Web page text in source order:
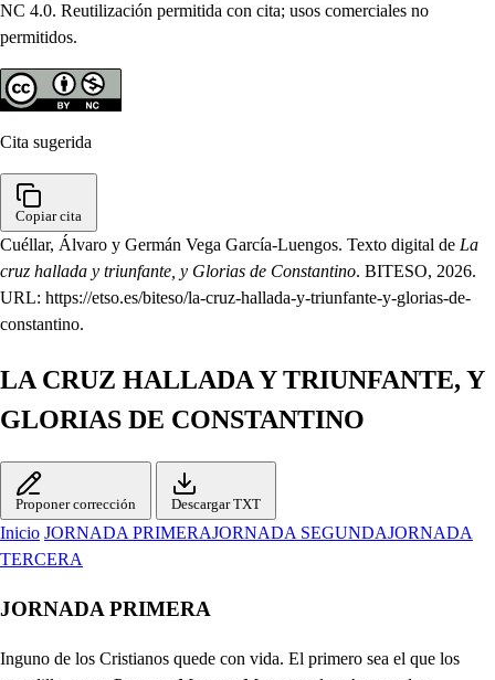
NC 4.0. Reutilización permitida con cita; usos comerciales no
permitidos.
Cita sugerida
Copiar cita
Cuéllar, Álvaro y Germán Vega García-Luengos. Texto digital de La
cruz hallada y triunfante, y Glorias de Constantino. BITESO, 2026.
URL: https://etso.es/biteso/la-cruz-hallada-y-triunfante-y-glorias-de-
constantino.
LA CRUZ HALLADA Y TRIUNFANTE, Y
GLORIAS DE CONSTANTINO
Proponer corrección Descargar TXT
Inicio JORNADA PRIMERAJORNADA SEGUNDAJORNADA
TERCERA
JORNADA PRIMERA
Inguno de los Cristianos quede con vida. El primero sea el que los acandilla, como Pastor, y Maestro. Mueran todos. Amparadme, Soberano Dios inmenso, sin vuestro asilo, en vano las iras huir pretendo de un bárbaro Pueblo, a quien mueve contra mí el ejemplo de un Emperador, que niega de vuestra Te los Mesterios, y de la Gentilidad los Dioses adora ciego; que de un Príncipe fue siempre, viva imitación el Pueblo, o feliz la Monarquía que le debe sus aciertos. Biensabéis (como quien nada ignora) que mi deseo no es librarme con la fuga de mi amenazado riesgo, sino con mi persuasión reducir al Culto vuestro, al que siendo su grandeza la mayor del Universo, lo es su mueria también. Pues que de lepra cubierto, qué importa ser absoluto Señor del Romano Imperio, si es la Púrpura mortaja, en quien ya vive muriendo? Para este fin, que guardéis. mi vida, Señor, espero, porque Constantino logre derestar por mí sus hierros, y ser. Buscad a Silvestre, que de su Palacio huyendo salió. En varias tropas todos por la Ciudad le busquemos. Qué miro! cercado ya por todas partes me veo; y puer no puedo dar paso sin ser vilto, a vos apelo, Señor, para que piadoso me insi iréis lo que hacer debo. Yo te lo diré, pues Dios me ordena por su Decreto, que te asista, reservando tu vida del rigor fiero de tanto encrnigo suyo. Ven, pues, mis pasos siguiendo, que irvisele dejarás frusirado su aleve intento. Quién habrá que no os alabe por ravores tan supremos? Seguidme, porque no pueda dicanar de muerto, o preso. s , - Pan conseguirlo, basta qué te acompañe Mostrenco, que es lo más. Pues en Retaco se halla cosa que sea menos? Si eres su criado tú, yo también. . Ya estáis molesto: callad, o idos de aquí, que este no es de burlas tiempo. otro hiciera que lo fuese, por estar en uso puesto; y cuanto más disparate, ser más celebrado vemos. Para que no te congoje de su amenaza el estruendo, le confundirá mi voz, en cuyos acordes ecos (de ti solo percibidos) halle, tu aflicción consuelo, Si mover la Fe puede los montes de su asiento, que mucho que la tuya mueva de Dios el amoroso pecho? O alta virtud, que al hombre le haces dueñ de las riquezas que atesbra el Cielo! Vuestra, Señor, es mi vida, yo nada en ella os ofrezco, empleadla en lo que sea del mayor servicio vuestro. Aquí estoy, y estoy notando la falta que estoy haciendo al Emperador, pues cómo filico suyo, y primero en su confianza, mal faltar de su lado puedo; y así, proseguid vosotros la instancia de igual empeño, sin perdonar a la ira de la ley el cumplimiento. . Sigamos, pues, la derrota, que contra el Cristiano Gremio mueve a toda Roma hoy, mas que otras veces, diciendo: Mueran cuantos de los Dioses niegan el poder supremo. Mueran cuantes de los acioses niegan el poder supremo. Seor Mostrenco usted se tenga, y dígame, qué sujeto es, para que en tales casos se : magne de provecho? Que más que ser Platicante del Médico más experto, que tiene Roma? Y si me armo de aftismos de Galeno, matare con mis recetas, aún más Cristianos, que han muerto la ensalada de pepinos, y el agua fría robre ellos. Buena la arrogancia está; mas que mucho, si traes llenos siempre los cascos de zumo destriado de sarmientos? Tu hablas, urón de bodegas, con quien Pierres el Tudezco fue niño de Tera? Tú, apurador de pellejos, te me atreves? vive Baco Ea, démonos por buenos, y vamos a que confirme nuestra paz un Tabernero. Me conformo. Vanios, pues, que no es bien que supar demos a que de los dos se diga. i. No permitáis, Santos Cielos, que nos maten nuestros hijos, sinque mi amos primero. Hola, qué voces son estas? Por las calles discurriendo, gran número de mujeres le deja ver, y hacia el Regio Palacio caminan; cual sea la causa no infiero. Ni yo; mas si las seguinios, fácilmente la salremos. Pues vamos, si que de vista las pierda el cuida la nuestro, quedando para después nuestro convite suspenso; porque yo, mas que una holgura, cualquier novedad aprecio, donde, con lo que la añado, fábrico un cuento de cuentos. Tú haces bien, pues solo medran chacharones, y embusteros. Nadie con los Poderosos sabe negociar como ellos, y es el caso, porque nadie confronta más con su genio. . e , Oh cuanto vería el que juzga que haya cumplido contento en el coraron humano! pues el laurel más excelso no reserva a quien le ciñe de los milujos adversos, para cuyas propensiones todos igna es nacieron. Dígalo yo; pues qué importa, que a mi dominto sujetos, me tributen vasaliaje tantos dilatados Reinos? Sirendido a un accidente asqueroso, torpe ufeo, para no poder gozarlas, de qué sirve poseerlos? No tu discurso, señor, te llija concanto extremo, que te premonga impasible la esperara del remedio: Mas ormente, cuande en uno, que para os esta dispuelo, el exito ver aumardo de mi esulioso defecio. Peperida: experiencias, acreditadas del celo del caque mestros Dioses, me lo asegian, haciendo, quen los Claistiamos parasalo, pues que de vuestro cistigo viven a rigor suetos. ̱. Tn prueba de esa verdad, o tunminada el Pueldo, a tastancta miraprete, o matarlos, o pranderios, ombra siendo Silve de su Pontifice dieron) quien más que todos peligra; y aunque de su furia huyendo, no se sabe donde para, poco durará encubierto, pues la hambre le hara salir en busca de su fuitento. Cuando para mi salud sean inútiles los medios que prevenís, con saber el estado en que habéis puesto a ese fementido aleve, que con falsos argumentos, da nuestros Dioses por falsos, moriré con el consuelo, de que faltando él, no habrá quien siga tan loco empeño. Frustrado del todo queda con semejante suceso; y pasando a otro (que no es de menos cuidado) debo decirte, que tu salud estriba, en que tomes luego un baño de humana sangre. De sangre humana? Y es cierto, si de la Pilosofía no me engañan los efectos; pero que ha de ser advierte de aquellos infantes, tiernos, que no han llegado a dejar el primitivo alimento, que de sus madres reciben, producido de sus pechos. En una de aquesas salas prevenidos, señor, tengo hasta tres mil, y ya es hora de acudir a disponerlo. Para todo me hallaréis reducido a vuestro acuerdo. La vida nos quitad antes, que ver nuestros hijos muertos. Oiga el César nuestro llanto, A hablarle todas entremos. Volveos, porque de aquí no habéis de pasar. Qué es esto? Es, señor, que las Matronas, cuyos hijos son aquellos, que al cuchillo destinados están para tu remedio; no hay quien baste a reportarlas, con el dolor de perderlos, y pasar a tu presencia pretenden. . Raro despecho! Vuelve a decir que la Guarda castigue su atrevimiento. El que de injuriarlas trate, procederá poco cuerdo; que a quien con razón se queja, no debe juzgarse reo, por más que a la Majestad comprenda su sentimiento, pues la culpa es de el que altera de la justicia el derecho. Di, que remitiendo a una todas su pretensión, quiero saber a qué se reduce. . Poco hay que dudar en eso, pues ya lo han dado a entender de sus ansias los extremos. Sea la que fuere, a oír sus motivos me presiero. Invicto César Augusto, cuyos heroicos progresos, para eternizar tu nombre, dará la fama a su Templo. Una infeliz soy, de aquellas, que el trágico fin temiendo. de sus hijos, en sus vidas amenaza el mismo efecto; pues a nuestros corazones servirá el dolor de acero, al ver, que cruel Berdugo. hiera sus débiles cuellos: que en cualquier ley se prohibo el homicidio sabemos, al paso que son los Dioses en hacer justicia, rectos; pues no ignorando uno, ni otro como a tal error dispuesto, experimentar no temes su justo enojo severo? Demás, que nada mejoras en su ejecución, supuesto, que con lo que enferma el alma, no puede sanar el cuerpo. No mi llanto, mi razón te convenza; que no intento moverte como piadoso, sino como justiciero. A proposición tan necia, como ceder del derecho de su vida, por la ajena, un Emperador supremo, más respuesta no mereces (ni yo en mi razón la encuentro que el que tu castigo sea de las demás escarmiento. Tan contrario es mi dictamen, que no tan solo resuelvo la experiencia diferir de tan costoso remedio, dejando libres sus hijos, sino que vuelvan con ellos, gratificadas de mí, cuanto afligidas vinieron. Qué es lo que uigo! quién halló mas qué imaginó el deseo? Sus hijos se las entregue al punto, y medio talento entre todas se reparta. Qué haces, señor? Lo que debo, pues no es dudable, que así de una culpa me reservo, y a ellas resarzo el pciar de que yo fui el instrumento; y así, no os canséis, que más perder yo la vida quiero, que ver derramar la sangre de tanto inocente cuello. Vuelve, mujer, y anticipa con tu aviso ese consuelo a las que le aguardan. . Sea de tu piedad digno premio, con la salud, a que aspiras, de tu grandeza el anmento. Convertid el llanto en gozo, Matronas, pues ya tenemos nuestros hijos restaurados, y un precioso don con ellos. . Viva Constantino, viva, para oloria del Imperio. El ver que condescendieses tan liberal con el ruego de esa mujer me ha dejado confuso, absorto, y suspenso. Nada me digáis, que nada borrará de mi concepto sus razones, pues por ellas otro ser en mi contemplo; y ahora dejadme solo. Ya, gran señor, te obedezco, aunque ofendido de ver, . que desprecie mi confero. . Altas Esferas, que de Astros, Planetas, y Signos bellos, sois iluminado móvil de nuestros varios sucesos; para que sea en mi mano vara de justicia el Cetro, atendiendo en su materia, mas que al explendor al peso (pues se simboliza en este la gravedad del gobierno, si en aques la vanagloria de apetecidos obsequios) con vuestro divino influjo ilustrad mi entendimiento. Apenas su luz invoco, cuando de improviso el sueño la de mis ojos confunde, robándome sus objetos, propia imagen de la muerte, pues nadie de él se vio exento. d h. Monarca prodigroso, de Césares ejemplo, a cuya fama, el Orbe término será estrecho. 1. Escucha la voz. 2. Atiende al acento. De quién te conduce al bien más supremo. 1. A tu piedad obligado el Autor de Tierra; y Cielo, quiere hoy darte a conocer sus inefables Misterios. 2. Busca a Silvestre, a quien guarda de un risco el cabado seno; qu